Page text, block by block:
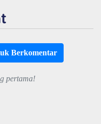
Berkomentar
pertama!